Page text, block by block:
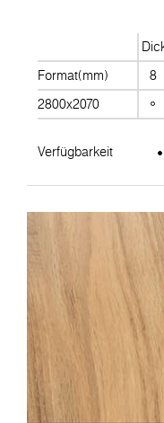
Format(mm)
8
2800x2070
Verfügbarkeit